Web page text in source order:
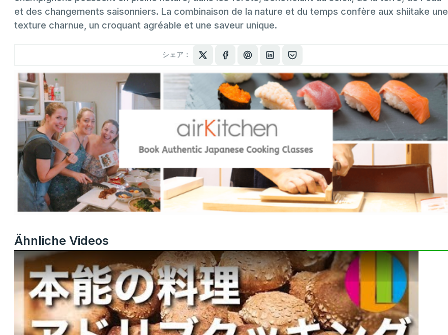
et des changements saisonniers. La combinaison de la nature et du temps confère aux shiitake une
texture charnue, un croquant agréable et une saveur unique.
シェア：
Ähnliche Videos